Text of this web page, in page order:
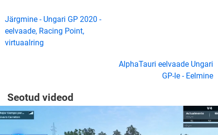
Järgmine - Ungari GP 2020 -
eelvaade, Racing Point,
virtuaalring
AlphaTauri eelvaade Ungari
GP-le - Eelmine
Seotud videod